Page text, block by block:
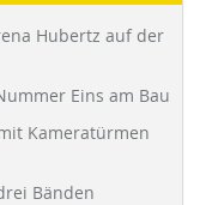
Hubertz auf der
Eins am Bau
Kameratürmen
Bänden